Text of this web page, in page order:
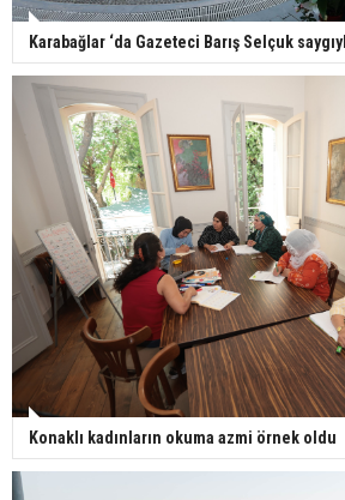
Karabağlar ‘da Gazeteci Barış Selçuk
Konaklı kadınların okuma azmi örnek oldu